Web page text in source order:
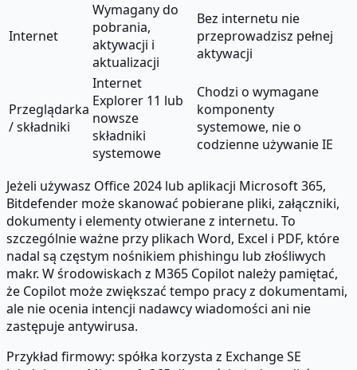
Internet
Wymagany do
pobrania,
aktywacji i
aktualizacji
Bez internetu nie
przeprowadzisz pełnej
aktywacji
Przeglądarka
/ składniki
Internet
Explorer 11 lub
nowsze
składniki
systemowe
Chodzi o wymagane
komponenty
systemowe, nie o
codzienne używanie IE
Jeżeli używasz Office 2024 lub aplikacji Microsoft 365,
Bitdefender może skanować pobierane pliki, załączniki,
dokumenty i elementy otwierane z internetu. To
szczególnie ważne przy plikach Word, Excel i PDF, które
nadal są częstym nośnikiem phishingu lub złośliwych
makr. W środowiskach z M365 Copilot należy pamiętać,
że Copilot może zwiększać tempo pracy z dokumentami,
ale nie ocenia intencji nadawcy wiadomości ani nie
zastępuje antywirusa.
Przykład firmowy: spółka korzysta z Exchange SE